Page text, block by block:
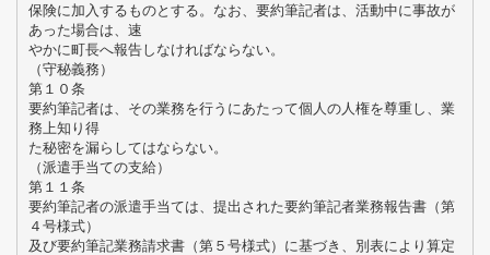
保険に加入するものとする。なお、要約筆記者は、活動中に事故が
あった場合は、速
やかに町長へ報告しなければならない。
（守秘義務）
第１０条
要約筆記者は、その業務を行うにあたって個人の人権を尊重し、業
務上知り得
た秘密を漏らしてはならない。
（派遣手当ての支給）
第１１条
要約筆記者の派遣手当ては、提出された要約筆記者業務報告書（第
４号様式）
及び要約筆記業務請求書（第５号様式）に基づき、別表により算定